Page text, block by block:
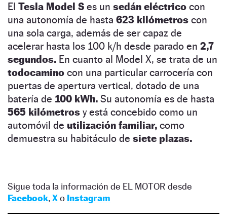
El Tesla Model S es un sedán eléctrico con
una autonomía de hasta 623 kilómetros con
una sola carga, además de ser capaz de
acelerar hasta los 100 k/h desde parado en 2,7
segundos. En cuanto al Model X, se trata de un
todocamino con una particular carrocería con
puertas de apertura vertical, dotado de una
batería de 100 kWh. Su autonomía es de hasta
565 kilómetros y está concebido como un
automóvil de utilización familiar, como
demuestra su habitáculo de siete plazas.
Sigue toda la información de EL MOTOR desde
Facebook, Xo Instagram